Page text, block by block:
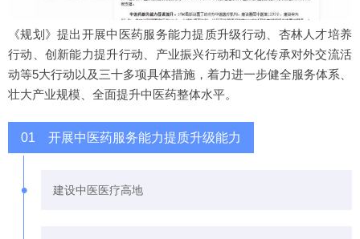
《规划》提出开展中医药服务能力提质升级行动、杏林人才培养
行动、创新能力提升行动、产业振兴行动和文化传承对外交流活
动等5大行动以及三十多项具体措施，着力进一步健全服务体系、
壮大产业规模、全面提升中医药整体水平。
01 开展中医药服务能力提质升级能力
• 建设中医医疗高地